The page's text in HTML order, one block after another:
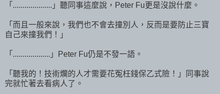
「....................」聽同事這麼說，Peter Fu更是沒說什麼。
「而且一般來說，我們也不會去撞別人，反而是要防止三寶
自己來撞我們！」
「...................」Peter Fu仍是不發一語。
「聽我的！技術爛的人才需要花冤枉錢保乙式險！」同事說
完就忙著去看病人了。